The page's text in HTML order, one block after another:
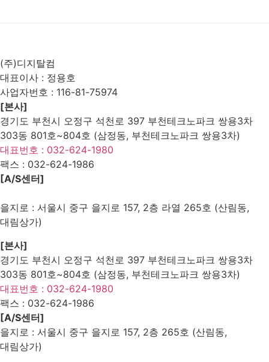
(주)디지탈컴
대표이사 : 정용호
사업자번호 : 116-81-75974
[본사]
경기도 부천시 오정구 석천로 397 부천테크노파크 쌍용3차
303동 801호~804호 (삼정동, 부천테크노파크 쌍용3차)
대표번호 : 032-624-1980
팩스 : 032-624-1986
[A/S센터]
을지로 : 서울시 중구 을지로 157, 2층 라열 265호 (산림동,
대림상가)
[본사]
경기도 부천시 오정구 석천로 397 부천테크노파크 쌍용3차
303동 801호~804호 (삼정동, 부천테크노파크 쌍용3차)
대표번호 : 032-624-1980
팩스 : 032-624-1986
[A/S센터]
을지로 : 서울시 중구 을지로 157, 2층 265호 (산림동,
대림상가)